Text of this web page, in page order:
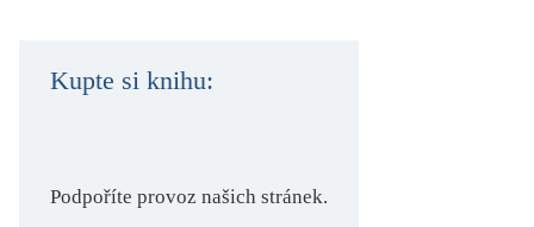
Kupte si knihu:
Podpoříte provoz našich stránek.